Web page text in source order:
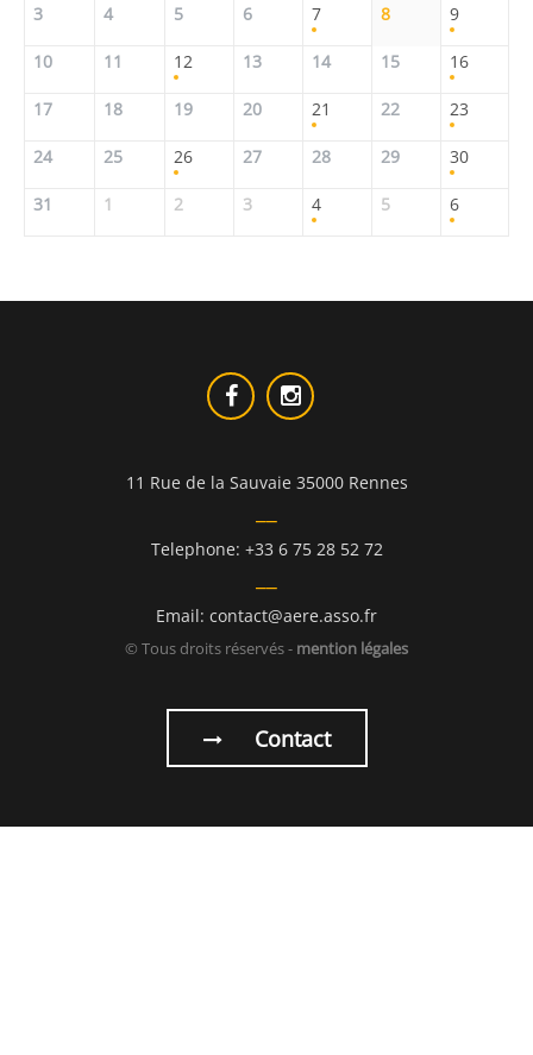
3 4 5 6 7 8 9
10 11 12 13 14 15 16
17 18 19 20 21 22 23
24 25 26 27 28 29 30
31 1 2 3 4 5 6
11 Rue de la Sauvaie 35000 Rennes
Telephone: +33 6 75 28 52 72
Email: contact@aere.asso.fr
© Tous droits réservés - mention légales
Contact